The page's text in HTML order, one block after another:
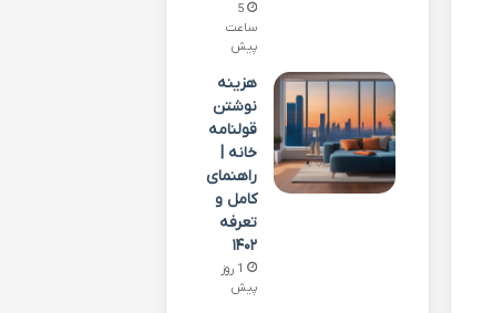
5
ساعت
پیش
هزینه
نوشتن
قولنامه
خانه |
راهنمای
کامل و
تعرفه
۱۴۰۲
1 روز
پیش